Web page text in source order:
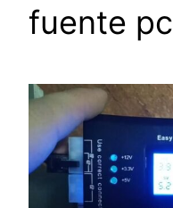
fuente pc